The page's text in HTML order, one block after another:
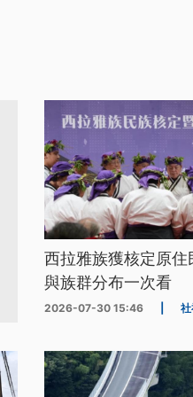
西拉雅族獲核定原住
與族群分布一次看
2026-07-30 15:46